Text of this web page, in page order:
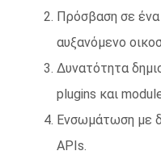
Πρόσβαση σε
αυξανόμενο
Δυνατότητα
plugins και
Ενσωμάτωση με
APIs.